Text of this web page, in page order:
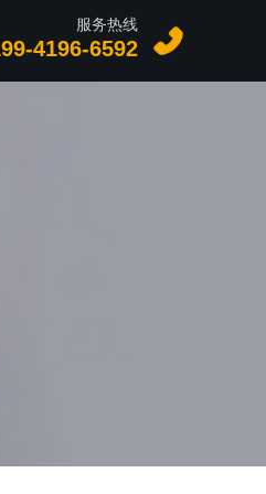
服务热线
4196-6592